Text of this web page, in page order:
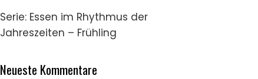
Serie: Essen im Rhythmus der
Jahreszeiten – Frühling
Neueste Kommentare